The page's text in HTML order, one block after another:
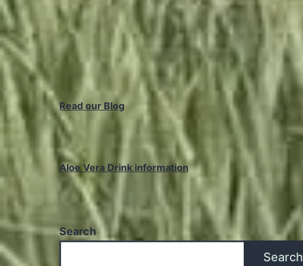
Read our Blog
Aloe Vera Drink information
Search
Search